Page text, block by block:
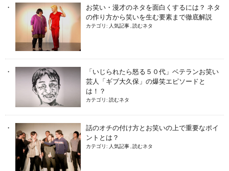
お笑い・漫才のネタを面白くするには？ ネタ
の作り方から笑いを生む要素まで徹底解説
カテゴリ: 人気記事 読むネタ
「いじられたら怒る５０代」ベテランお笑い
芸人「ギブ大久保」の爆笑エピソードと
は！？
カテゴリ: 読むネタ
話のオチの付け方とお笑いの上で重要なポイ
ントとは？
カテゴリ: 人気記事 読むネタ